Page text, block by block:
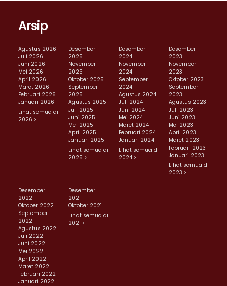
Arsip
Agustus 2026
Juli 2026
Juni 2026
Mei 2026
April 2026
Maret 2026
Februari 2026
Januari 2026
Lihat semua di
2026 >
Desember
2025
November
2025
Oktober 2025
September
2025
Agustus 2025
Juli 2025
Juni 2025
Mei 2025
April 2025
Januari 2025
Lihat semua di
2025 >
Desember
2024
November
2024
September
2024
Agustus 2024
Juli 2024
Juni 2024
Mei 2024
Maret 2024
Februari 2024
Januari 2024
Lihat semua di
2024 >
Desember
2023
November
2023
Oktober 2023
September
2023
Agustus 2023
Juli 2023
Juni 2023
Mei 2023
April 2023
Maret 2023
Februari 2023
Januari 2023
Lihat semua di
2023 >
Desember
2022
Oktober 2022
September
2022
Agustus 2022
Juli 2022
Juni 2022
Mei 2022
April 2022
Maret 2022
Februari 2022
Januari 2022
Desember
2021
Oktober 2021
Lihat semua di
2021 >